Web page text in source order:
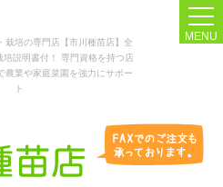
栽培の専門店【市川種苗店】全
培説明書付！ 専門資格を持つ店
農業や家庭菜園を強力にサポー
ト
MENU